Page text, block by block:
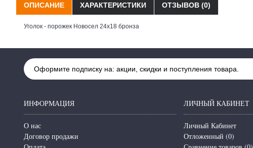
ОПИСАНИЕ ХАРАКТЕРИСТИКИ ОТЗЫВОВ (0)
Уголок - порожек Новосел 24х18 бронза
Оформите подписку на: акции, скидки и поступления товара.
ИНФОРМАЦИЯ
О нас
Договор продажи
ЛИЧНЫЙ КАБИНЕТ
Личный Кабинет
Отложенный (0)